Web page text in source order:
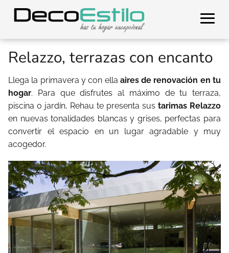
Relazzo, terrazas con encanto
Llega la primavera y con ella aires de renovación en tu
hogar. Para que disfrutes al máximo de tu terraza,
piscina o jardín, Rehau te presenta sus tarimas Relazzo
en nuevas tonalidades blancas y grises, perfectas para
convertir el espacio en un lugar agradable y muy
acogedor.